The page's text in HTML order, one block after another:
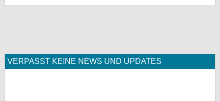
VERPASST KEINE NEWS UND UPDATES